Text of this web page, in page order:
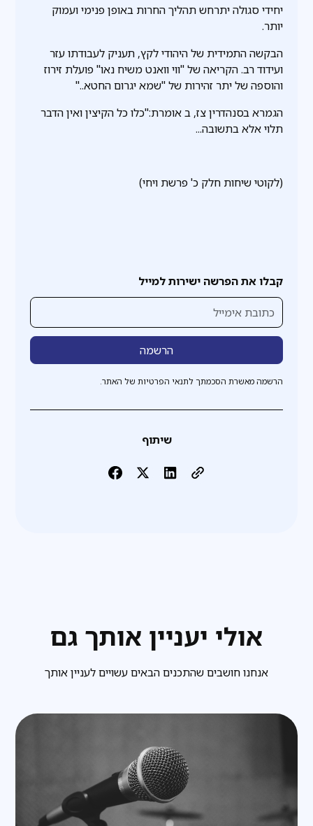
קבלו את הפרשה ישירות למייל
הרשמה מאשרת הסכמתך לתנאי הפרטיות של האתר.
שיתוף
יחידי סגולה יתרחש תהליך החרות באופן פנימי ועמוק
יותר.
הבקשה התמידית של היהודי לקץ, תעניק לעבודתו עזר
ועידוד רב. הקריאה של "ווי וואנט משיח נאו" פועלת זירוז
והוספה של יתר זהירות של "שמא יגרום החטא.."
הגמרא בסנהדרין צז, ב אומרת:"כלו כל הקיצין ואין הדבר
תלוי אלא בתשובה...
(לקוטי שיחות חלק כ' פרשת ויחי)
אולי יעניין אותך גם
אנחנו חושבים שהתכנים הבאים עשויים לעניין אותך